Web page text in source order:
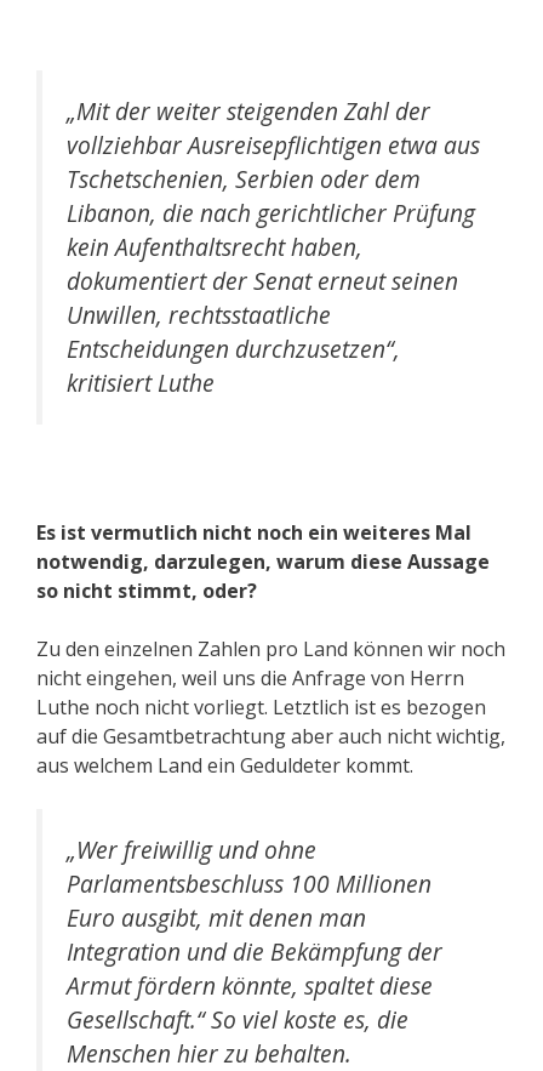
„Mit der weiter steigenden Zahl der
vollziehbar Ausreisepflichtigen etwa aus
Tschetschenien, Serbien oder dem
Libanon, die nach gerichtlicher Prüfung
kein Aufenthaltsrecht haben,
dokumentiert der Senat erneut seinen
Unwillen, rechtsstaatliche
Entscheidungen durchzusetzen“,
kritisiert Luthe
Es ist vermutlich nicht noch ein weiteres Mal
notwendig, darzulegen, warum diese Aussage
so nicht stimmt, oder?
Zu den einzelnen Zahlen pro Land können wir noch
nicht eingehen, weil uns die Anfrage von Herrn
Luthe noch nicht vorliegt. Letztlich ist es bezogen
auf die Gesamtbetrachtung aber auch nicht wichtig,
aus welchem Land ein Geduldeter kommt.
„Wer freiwillig und ohne
Parlamentsbeschluss 100 Millionen
Euro ausgibt, mit denen man
Integration und die Bekämpfung der
Armut fördern könnte, spaltet diese
Gesellschaft.“ So viel koste es, die
Menschen hier zu behalten.